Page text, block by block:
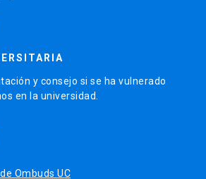
y consejo si se ha vulnerado
en la universidad.
Ombuds UC